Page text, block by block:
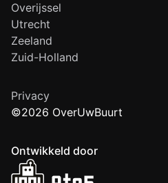
Overijssel
Utrecht
Zeeland
Zuid-Holland
Privacy
©2026 OverUwBuurt
Ontwikkeld door